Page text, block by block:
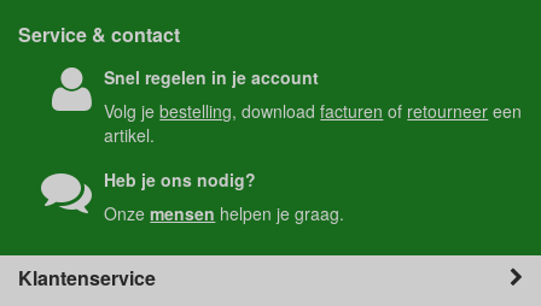
Service & contact
Snel regelen in je account
Volg jebestelling, downloadfacturen of retourneer een
artikel.
Heb je ons nodig?
Onzemensen helpen je graag.
Klantenservice